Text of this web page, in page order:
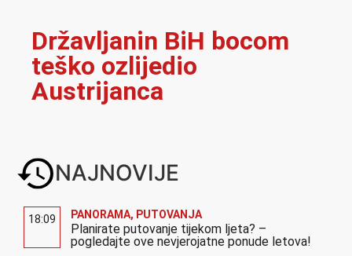
Državljanin BiH bocom
teško ozlijedio
Austrijanca
NAJNOVIJE
18:09 PANORAMA, PUTOVANJA
Planirate putovanje tijekom ljeta? –
pogledajte ove nevjerojatne ponude letova!